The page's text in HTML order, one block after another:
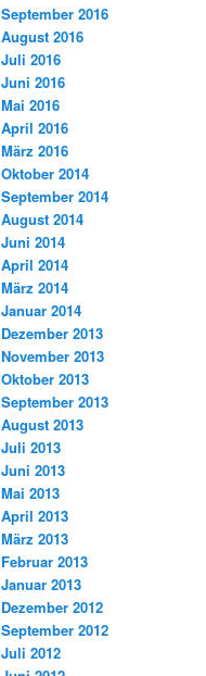
September 2016
August 2016
Juli 2016
Juni 2016
Mai 2016
April 2016
März 2016
Oktober 2014
September 2014
August 2014
Juni 2014
April 2014
März 2014
Januar 2014
Dezember 2013
November 2013
Oktober 2013
September 2013
August 2013
Juli 2013
Juni 2013
Mai 2013
April 2013
März 2013
Februar 2013
Januar 2013
Dezember 2012
September 2012
Juli 2012